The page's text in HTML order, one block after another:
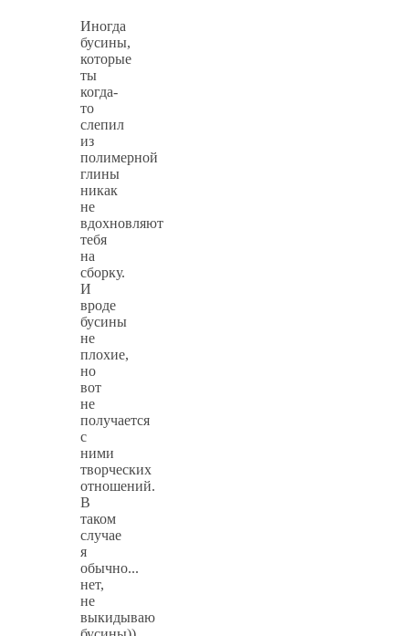
Иногда
бусины,
которые
ты
когда-
то
слепил
из
полимерной
глины
никак
не
вдохновляют
тебя
на
сборку.
И
вроде
бусины
не
плохие,
но
вот
не
получается
с
ними
творческих
отношений.
В
таком
случае
я
обычно...
нет,
не
выкидываю